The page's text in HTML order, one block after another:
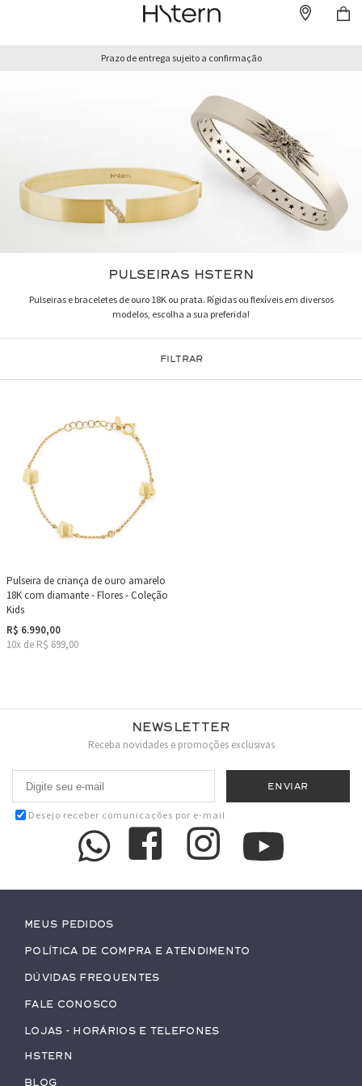
Prazo de entrega sujeito a confirmação
PULSEIRAS HSTERN
Pulseiras e braceletes de ouro 18K ou prata. Rígidas ou flexíveis em diversos
modelos, escolha a sua preferida!
FILTRAR
Pulseira de criança de ouro amarelo
18K com diamante - Flores - Coleção
Kids
R$ 6.990,00
10x de R$ 699,00
Newsletter
Receba novidades e promoções exclusivas
Desejo receber comunicações por e-mail
Meus pedidos
Política de Compra e Atendimento
Dúvidas Frequentes
Fale conosco
Lojas - Horários e Telefones
HStern
Blog